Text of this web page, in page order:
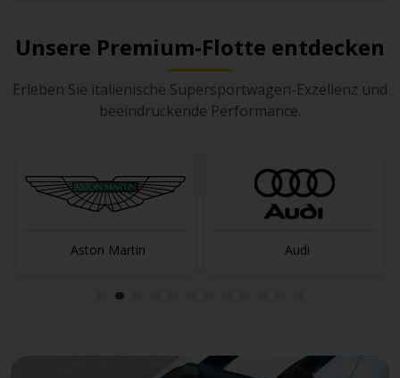
Unsere Premium-Flotte entdecken
Erleben Sie italienische Supersportwagen-Exzellenz und
beeindruckende Performance.
Aston Martin Audi